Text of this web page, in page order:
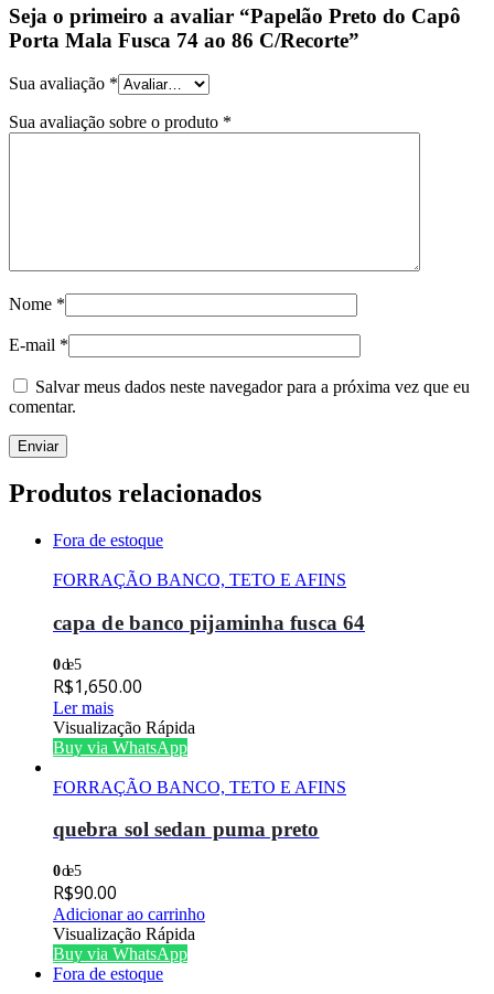
Seja o primeiro a avaliar “Papelão Preto do Capô
Porta Mala Fusca 74 ao 86 C/Recorte”
Sua avaliação *
Sua avaliação sobre o produto *
Nome *
E-mail *
Salvar meus dados neste navegador para a próxima vez que eu
comentar.
Produtos relacionados
Fora de estoque
FORRAÇÃO BANCO, TETO E AFINS
capa de banco pijaminha fusca 64
0de 5
R$1,650.00
Ler mais
Visualização Rápida
Buy via WhatsApp
FORRAÇÃO BANCO, TETO E AFINS
quebra sol sedan puma preto
0de 5
R$90.00
Adicionar ao carrinho
Visualização Rápida
Buy via WhatsApp
Fora de estoque